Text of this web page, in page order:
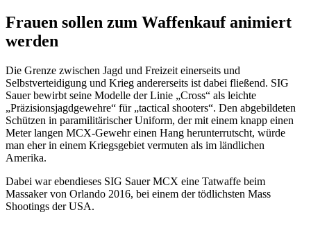
Frauen sollen zum Waffenkauf animiert
werden
Die Grenze zwischen Jagd und Freizeit einerseits und
Selbstverteidigung und Krieg andererseits ist dabei fließend. SIG
Sauer bewirbt seine Modelle der Linie „Cross“ als leichte
„Präzisionsjagdgewehre“ für „tactical shooters“. Den abgebildeten
Schützen in paramilitärischer Uniform, der mit einem knapp einen
Meter langen MCX-Gewehr einen Hang herunterrutscht, würde
man eher in einem Kriegsgebiet vermuten als im ländlichen
Amerika.
Dabei war ebendieses SIG Sauer MCX eine Tatwaffe beim
Massaker von Orlando 2016, bei einem der tödlichsten Mass
Shootings der USA.